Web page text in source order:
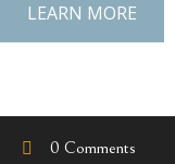
LEARN MORE
0 Comments